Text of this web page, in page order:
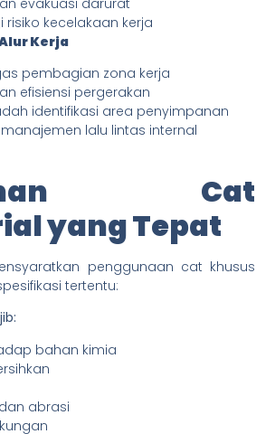
risiko kecelakaan kerja
Kerja
pembagian zona kerja
efisiensi pergerakan
identifikasi area penyimpanan
lalu lintas internal
Cat
yang Tepat
penggunaan cat khusus
tertentu:
bahan kimia
abrasi